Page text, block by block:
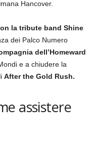
Hancover.
la tribute band Shine
dei Palco Numero
dell’Homeward
e a chiudere la
After the Gold Rush.
assistere